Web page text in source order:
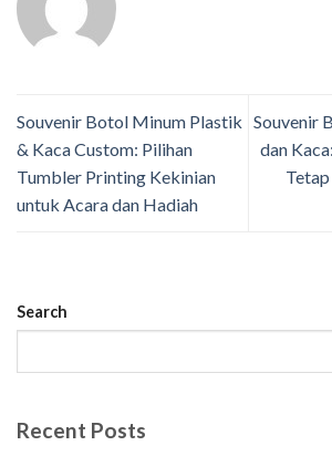
Souvenir Botol Minum Plastik
& Kaca Custom: Pilihan
Tumbler Printing Kekinian
untuk Acara dan Hadiah
Souvenir
dan
Search
Recent Posts